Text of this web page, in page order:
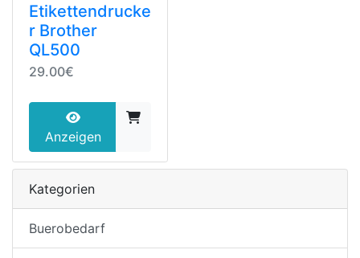
Etikettendrucke
r Brother
QL500
29.00€
Anzeigen
Kategorien
Buerobedarf